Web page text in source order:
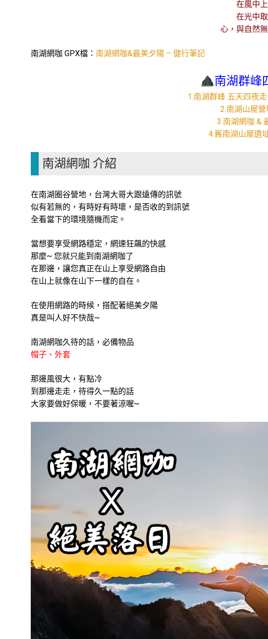
在風中
在光中
心，與自然
南湖網咖 GPX檔： 南湖網咖&最美夕陽 – 健行筆記
南湖群峰
1.南湖群峰 五天四夜
2.南湖山屋營
3.南湖網咖 &
4.舊南湖山屋遺
南湖網咖 介紹
在南湖圈谷營地，台灣大哥大跟遠傳的訊號
似有若無的，有時好有時壞，是否收的到訊號
全看當下的環境隨機而定。
當想要享受網路穩定，網速狂飆的快感
那麼~ 您就只能到南湖網咖了
在那邊，讓您真正在山上享受網路自由
在山上就像在山下一樣的自在。
在使用網路的時候，搭配著絕美夕陽
真是叫人好不快哉~
南湖網咖久待的話，必備物品
帽子、外套
那邊風很大，有點冷
到那邊走走，待得久一點的話
大家要做好保暖，不要著涼喔~